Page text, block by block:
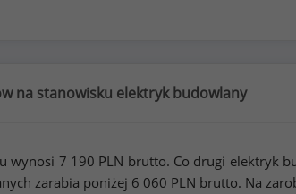
na stanowisku elektryk budowlany
wynosi 7 190 PLN brutto. Co drugi elektryk
zarabia poniżej 6 060 PLN brutto. Na